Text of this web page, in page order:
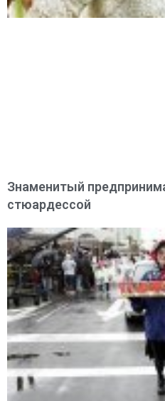
Знаменитый
стюардессой